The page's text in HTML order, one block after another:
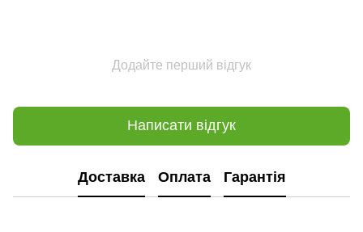
Додайте перший відгук
Написати відгук
Доставка Оплата Гарантія